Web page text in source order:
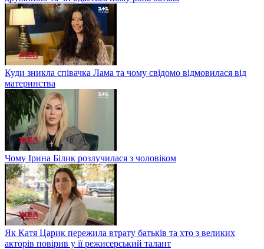
Куди зникла співачка Лама та чому свідомо відмовилася від
материнства
Чому Ірина Білик розлучилася з чоловіком
Як Катя Царик пережила втрату батьків та хто з великих
акторів повірив у її режисерський талант